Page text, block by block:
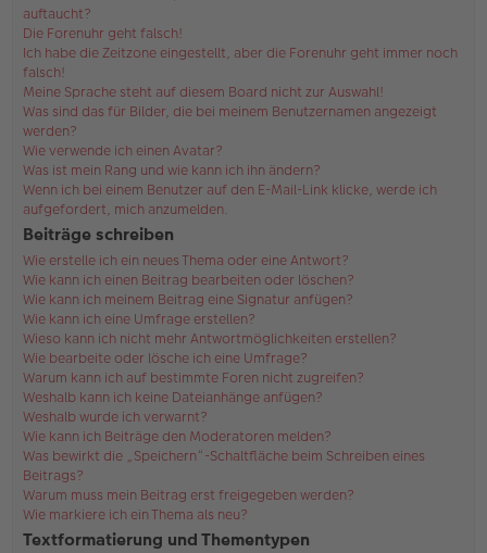
auftaucht?
Die Forenuhr geht falsch!
Ich habe die Zeitzone eingestellt, aber die Forenuhr geht immer noch
falsch!
Meine Sprache steht auf diesem Board nicht zur Auswahl!
Was sind das für Bilder, die bei meinem Benutzernamen angezeigt
werden?
Wie verwende ich einen Avatar?
Was ist mein Rang und wie kann ich ihn ändern?
Wenn ich bei einem Benutzer auf den E-Mail-Link klicke, werde ich
aufgefordert, mich anzumelden.
Beiträge schreiben
Wie erstelle ich ein neues Thema oder eine Antwort?
Wie kann ich einen Beitrag bearbeiten oder löschen?
Wie kann ich meinem Beitrag eine Signatur anfügen?
Wie kann ich eine Umfrage erstellen?
Wieso kann ich nicht mehr Antwortmöglichkeiten erstellen?
Wie bearbeite oder lösche ich eine Umfrage?
Warum kann ich auf bestimmte Foren nicht zugreifen?
Weshalb kann ich keine Dateianhänge anfügen?
Weshalb wurde ich verwarnt?
Wie kann ich Beiträge den Moderatoren melden?
Was bewirkt die „Speichern“-Schaltfläche beim Schreiben eines
Beitrags?
Warum muss mein Beitrag erst freigegeben werden?
Wie markiere ich ein Thema als neu?
Textformatierung und Thementypen